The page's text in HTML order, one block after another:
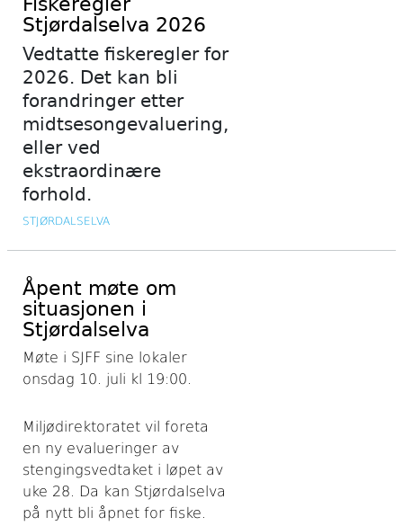
Stjørdalselva 2026
Vedtatte fiskeregler for
2026. Det kan bli
forandringer etter
midtsesongevaluering,
eller ved
ekstraordinære
forhold.
STJØRDALSELVA
Åpent møte om
situasjonen i
Stjørdalselva
Møte i SJFF sine lokaler
onsdag 10. juli kl 19:00.
Miljødirektoratet vil foreta
en ny evalueringer av
stengingsvedtaket i løpet av
uke 28. Da kan Stjørdalselva
på nytt bli åpnet for fiske.